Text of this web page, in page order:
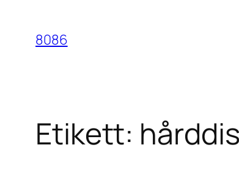
innehåll
8086
Etikett: